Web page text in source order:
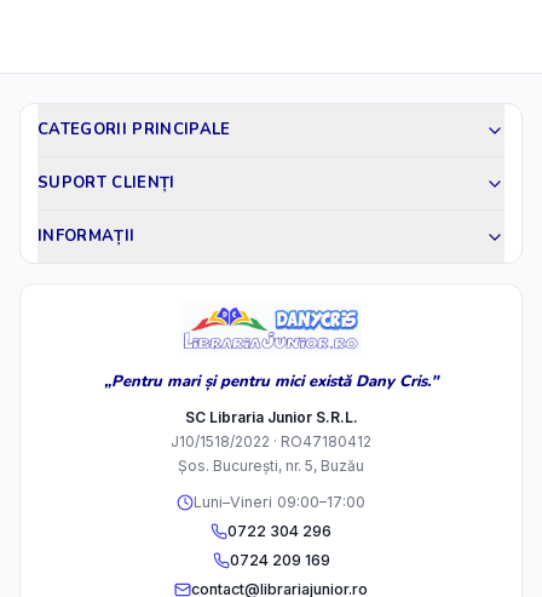
CATEGORII PRINCIPALE
SUPORT CLIENȚI
INFORMAȚII
„Pentru mari și pentru mici există Dany Cris."
SC Libraria Junior S.R.L.
J10/1518/2022 · RO47180412
Șos. București, nr. 5, Buzău
Luni–Vineri 09:00–17:00
0722 304 296
0724 209 169
contact@librariajunior.ro